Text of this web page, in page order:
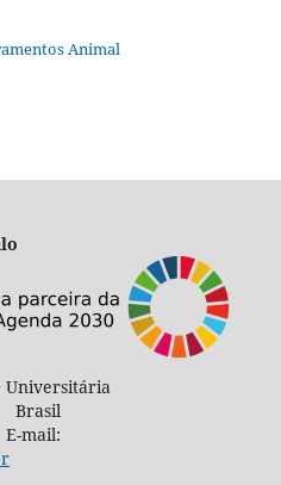
Animal
Universitária
Brasil
mail: